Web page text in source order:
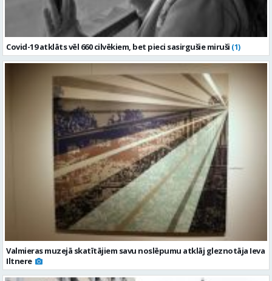
Covid-19 atklāts vēl 660 cilvēkiem, bet pieci sasirgušie miruši (1)
Valmieras muzejā skatītājiem savu noslēpumu atklāj gleznotāja Ieva
Iltnere